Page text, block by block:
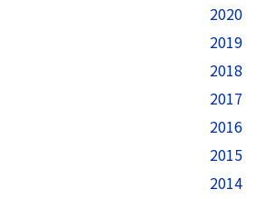
2020
2019
2018
2017
2016
2015
2014